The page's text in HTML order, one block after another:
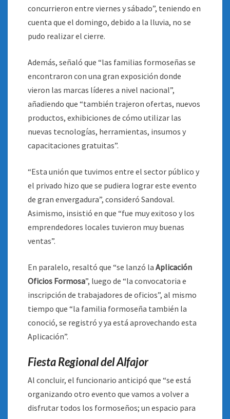
concurrieron entre viernes y sábado”, teniendo en
cuenta que el domingo, debido a la lluvia, no se
pudo realizar el cierre.
Además, señaló que “las familias formoseñas se
encontraron con una gran exposición donde
vieron las marcas líderes a nivel nacional”,
añadiendo que “también trajeron ofertas, nuevos
productos, exhibiciones de cómo utilizar las
nuevas tecnologías, herramientas, insumos y
capacitaciones gratuitas”.
“Esta unión que tuvimos entre el sector público y
el privado hizo que se pudiera lograr este evento
de gran envergadura”, consideró Sandoval.
Asimismo, insistió en que “fue muy exitoso y los
emprendedores locales tuvieron muy buenas
ventas”.
En paralelo, resaltó que “se lanzó la Aplicación
Oficios Formosa”, luego de “la convocatoria e
inscripción de trabajadores de oficios”, al mismo
tiempo que “la familia formoseña también la
conoció, se registró y ya está aprovechando esta
Aplicación”.
Fiesta Regional del Alfajor
Al concluir, el funcionario anticipó que “se está
organizando otro evento que vamos a volver a
disfrutar todos los formoseños; un espacio para